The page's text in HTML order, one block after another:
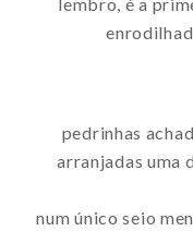
pedrinhas
arranjadas uma
num único seio